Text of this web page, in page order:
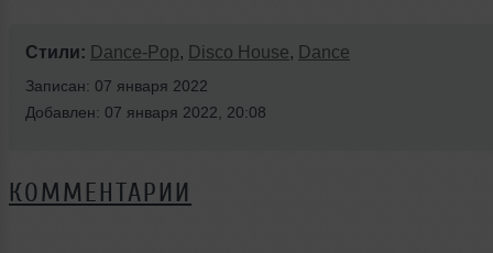
Стили: Dance-Pop, Disco House, Dance
Записан: 07 января 2022
Добавлен: 07 января 2022, 20:08
КОММЕНТАРИИ